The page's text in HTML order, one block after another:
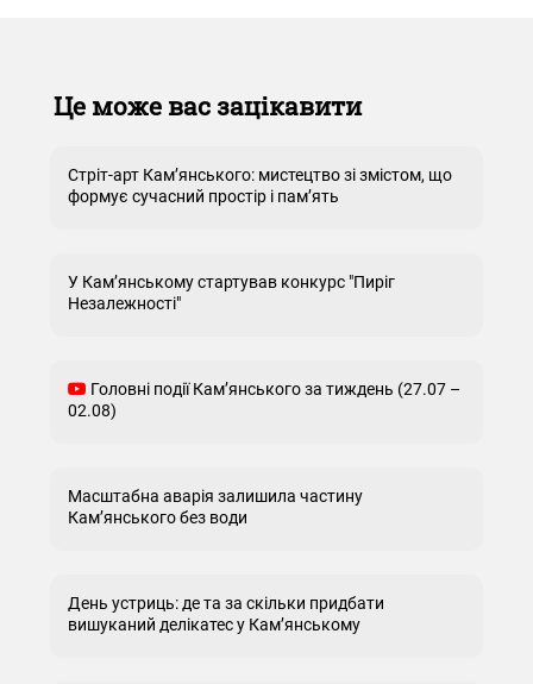
Це може вас зацікавити
Стріт-арт Кам’янського: мистецтво зі змістом, що
формує сучасний простір і пам’ять
У Кам’янському стартував конкурс "Пиріг
Незалежності"
Головні події Кам’янського за тиждень (27.07 –
02.08)
Масштабна аварія залишила частину
Кам’янського без води
День устриць: де та за скільки придбати
вишуканий делікатес у Кам’янському